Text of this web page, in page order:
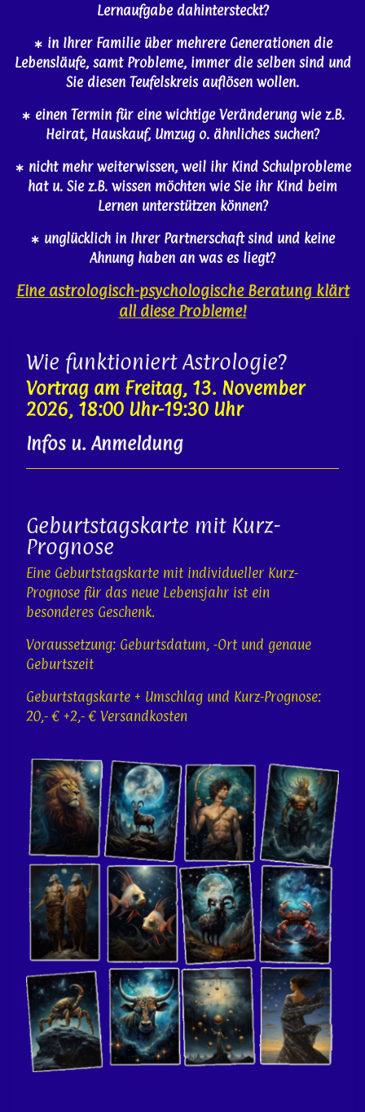
Lernaufgabe dahintersteckt?
∗ in Ihrer Familie über mehrere Generationen die
Lebensläufe, samt Probleme, immer die selben sind und
Sie diesen Teufelskreis auflösen wollen.
∗ einen Termin für eine wichtige Veränderung wie z.B.
Heirat, Hauskauf, Umzug o. ähnliches suchen?
∗ nicht mehr weiterwissen, weil ihr Kind Schulprobleme
hat u. Sie z.B. wissen möchten wie Sie ihr Kind beim
Lernen unterstützen können?
∗ unglücklich in Ihrer Partnerschaft sind und keine
Ahnung haben an was es liegt?
Eine astrologisch-psychologische Beratung klärt
all diese Probleme!
Wie funktioniert Astrologie?
Vortrag am Freitag, 13. November
2026, 18:00 Uhr-19:30 Uhr
Infos u. Anmeldung
Geburtstagskarte mit Kurz-
Prognose
Eine Geburtstagskarte mit individueller Kurz-
Prognose für das neue Lebensjahr ist ein
besonderes Geschenk.
Voraussetzung: Geburtsdatum, -Ort und genaue
Geburtszeit
Geburtstagskarte + Umschlag und Kurz-Prognose:
20,- € +2,- € Versandkosten